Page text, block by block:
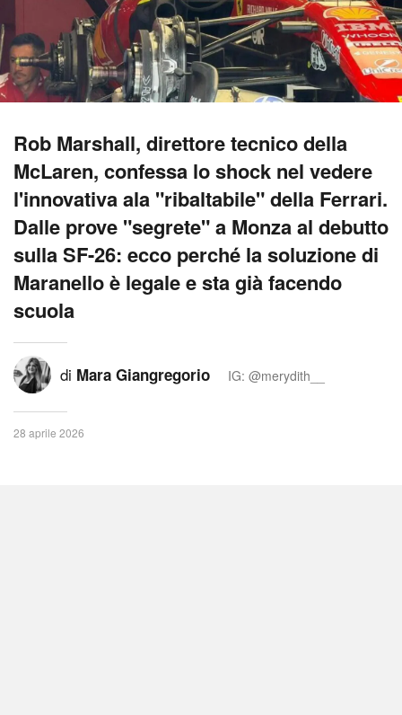
Rob Marshall, direttore tecnico della
McLaren, confessa lo shock nel vedere
l'innovativa ala "ribaltabile" della Ferrari.
Dalle prove "segrete" a Monza al debutto
sulla SF-26: ecco perché la soluzione di
Maranello è legale e sta già facendo
scuola
di Mara Giangregorio IG: @merydith__
28 aprile 2026